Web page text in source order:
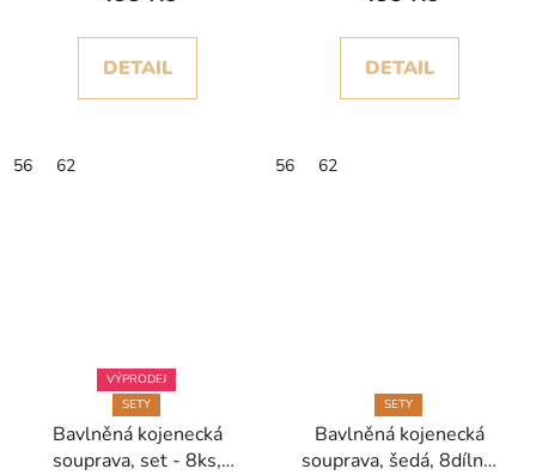
DETAIL
56 62
DETAIL
56 62
VÝPRODEJ
SETY
Bavlněná kojenecká
souprava, set - 8ks,
SETY
Bavlněná kojenecká
souprava, šedá, 8dílná,